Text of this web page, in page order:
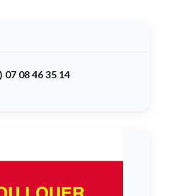
07 08 46 35 14